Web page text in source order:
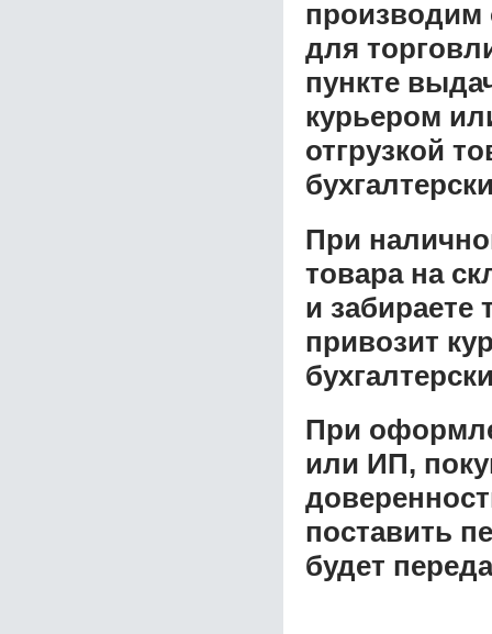
производим
для
пункте
курьером
отгрузкой
При
товара на
и забираете
привозит
При
или ИП,
поставить
будет